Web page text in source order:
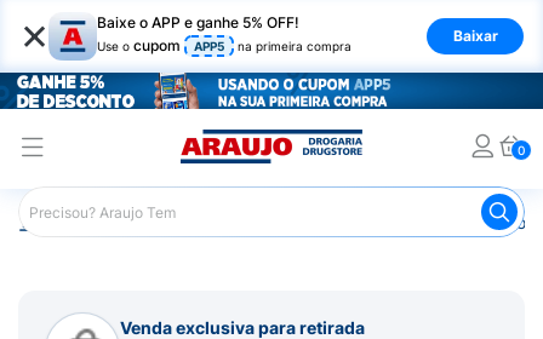
× Baixe o APP e ganhe 5% OFF!
Use o cupom APP5 na primeira compra
Baixar
0
Araujo Medicamentos Remédio
Venda exclusiva para retirada